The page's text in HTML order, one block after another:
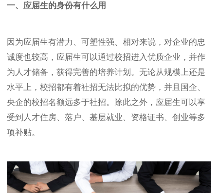
一、应届生的身份有什么用
因为应届生有潜力、可塑性强、相对来说，对企业的忠
诚度也较高，应届生可以通过校招进入优质企业，并作
为人才储备，获得完善的培养计划。无论从规模上还是
水平上，校招都有着社招无法比拟的优势，并且国企、
央企的校招名额远多于社招。除此之外，应届生可以享
受到人才住房、落户、基层就业、资格证书、创业等多
项补贴。